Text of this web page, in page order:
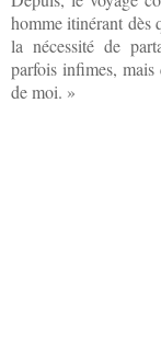
homme itinérant dès
la nécessité de
parfois infimes, mais
de moi. »